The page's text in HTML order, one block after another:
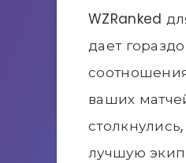
WZRanked
дает
ваших
лучшую